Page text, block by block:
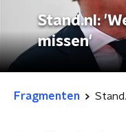
Stand.nl:
missen'
Fragmenten